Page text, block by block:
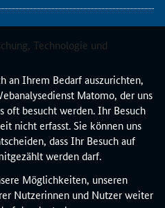
an Ihrem Bedarf auszurichten,
Matomo, der uns
oft besucht werden. Ihr Besuch
nicht erfasst. Sie können uns
dass Ihr Besuch auf
werden darf.
Möglichkeiten, unseren
Nutzerinnen und Nutzer weiter
Technologie und